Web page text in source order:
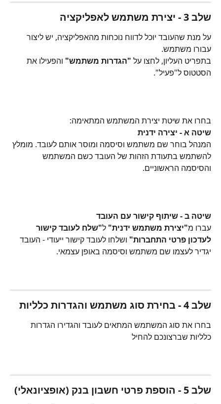
שלב 3 - יצירת משתמש לאפליקציה
על מנת שהעובד יוכל לדווח נוכחות מהאפליקציה, יש ליצור
עבורו משתמש.
בתפריט העליון, לחצו על "הגדרות משתמש" והפעילו את
הסטטוס ל"פעיל".
בחרו את שיטת יצירת המשתמש המתאימה:
שיטה א - יצירה ידנית
המנהל בוחר שם משתמש וסיסמה ומוסר אותם לעובד. מומלץ
להשתמש בתעודת הזהות של העובד כשם המשתמש
והסיסמה הראשוניים.
שיטה ב - שיתוף קישור עם העובד
עברו מ"יצירת משתמש ידנית" ל"שלח לעובד קישור
לעדכון פרטי התחברות" ושלחו לעובד קישור ייעודי - העובד
יגדיר לעצמו שם משתמש וסיסמה באופן עצמאי.
שלב 4 - בחירת סוג משתמש והגדרות כלליות
בחרו את סוג המשתמש המתאים לעובד והגדירו הגדרות
כלליות שברצונכם להחיל
שלב 5 - הוספת פרטי חשבון בנק (אופציונאלי)